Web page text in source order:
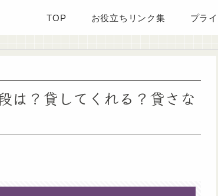
TOP お役立ちリンク集 プラ
は？貸してくれる？貸さな